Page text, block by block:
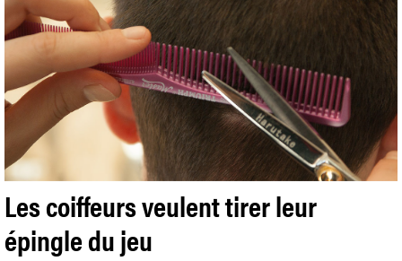
Les coiffeurs veulent tirer leur
épingle du jeu